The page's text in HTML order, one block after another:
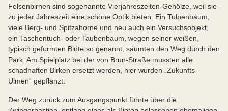
Felsenbirnen sind sogenannte Vierjahreszeiten-Gehölze, weil sie
zu jeder Jahreszeit eine schöne Optik bieten. Ein Tulpenbaum,
viele Berg- und Spitzahorne und neu auch ein Versuchsobjekt,
ein Taschentuch- oder Taubenbaum, wegen seiner weißen,
typisch geformten Blüte so genannt, säumten den Weg durch den
Park. Am Spielplatz bei der von Brun-Straße mussten alle
schadhaften Birken ersetzt werden, hier wurden „Zukunfts-
Ulmen“ gepflanzt.
Der Weg zurück zum Ausgangspunkt führte über die